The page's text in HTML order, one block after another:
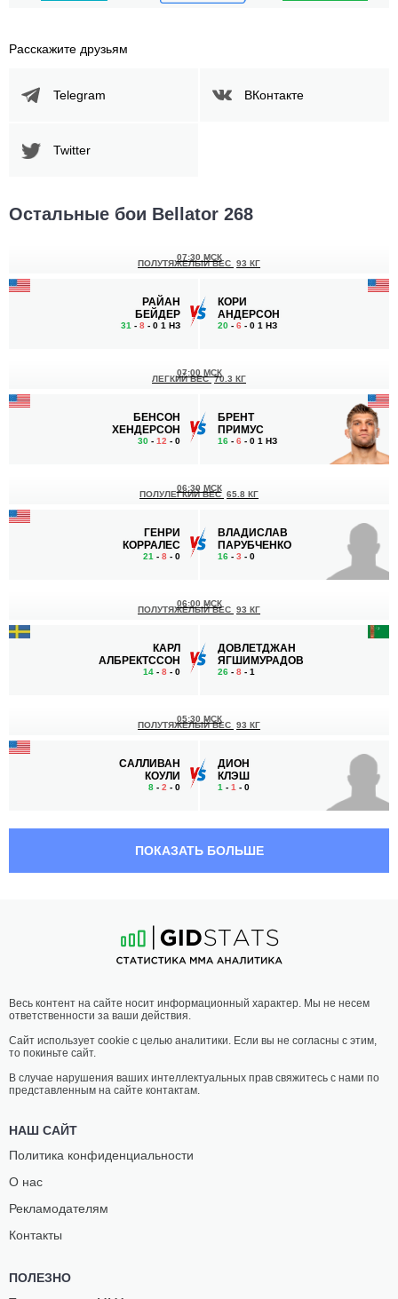
Расскажите друзьям
Telegram ВКонтакте
Twitter
Остальные бои Bellator 268
РАЙАН
БЕЙДЕР
31 - 8 - 0 1 НЗ
07:30 МСК
ПОЛУТЯЖЕЛЫЙ ВЕС 93 КГ
КОРИ
АНДЕРСОН
20 - 6 - 0 1 НЗ
БЕНСОН
ХЕНДЕРСОН
30 - 12 - 0
07:00 МСК
ЛЕГКИЙ ВЕС 70.3 КГ
БРЕНТ
ПРИМУС
16 - 6 - 0 1 НЗ
ГЕНРИ
КОРРАЛЕС
21 - 8 - 0
06:30 МСК
ПОЛУЛЕГКИЙ ВЕС 65.8 КГ
ВЛАДИСЛАВ
ПАРУБЧЕНКО
16 - 3 - 0
КАРЛ
АЛБРЕКТССОН
14 - 8 - 0
06:00 МСК
ПОЛУТЯЖЕЛЫЙ ВЕС 93 КГ
ДОВЛЕТДЖАН
ЯГШИМУРАДОВ
26 - 8 - 1
САЛЛИВАН
КОУЛИ
8 - 2 - 0
05:30 МСК
ПОЛУТЯЖЕЛЫЙ ВЕС 93 КГ
ДИОН
КЛЭШ
1 - 1 - 0
ТОРРЕС
12- 5- 0 1 НЗ
04:30 МСК
СРЕДНИЙ ВЕС 83.9 КГ
МИЛЛИАРД
ПОКАЗАТЬ БОЛЬШЕ
Весь контент на сайте носит информационный характер. Мы не несем
ответственности за ваши действия.
Сайт использует cookie с целью аналитики. Если вы не согласны с этим,
то покиньте сайт.
В случае нарушения ваших интеллектуальных прав свяжитесь с нами по
представленным на сайте контактам.
НАШ САЙТ
Политика конфиденциальности
О нас
Рекламодателям
Контакты
ПОЛЕЗНО